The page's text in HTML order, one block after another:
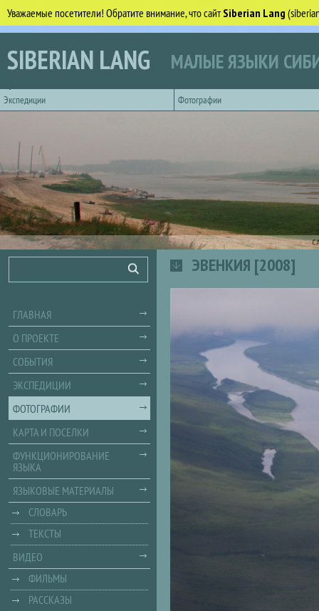
Уважаемые посетители! Обратите внимание, что сайтSiberian Lang
Перейти к основному содержанию
SIBERIAN LANG МАЛЫЕ ЯЗЫКИ
Экспедиции
Фотографии
ЭВЕНКИЯ [2008]
Поиск
ГЛАВНАЯ
О ПРОЕКТЕ
СОБЫТИЯ
ЭКСПЕДИЦИИ
ФОТОГРАФИИ
КАРТА И ПОСЕЛКИ
ФУНКЦИОНИРОВАНИЕ
ЯЗЫКА
ЯЗЫКОВЫЕ МАТЕРИАЛЫ
СЛОВАРЬ
ТЕКСТЫ
ВИДЕО
ФИЛЬМЫ
РАССКАЗЫ